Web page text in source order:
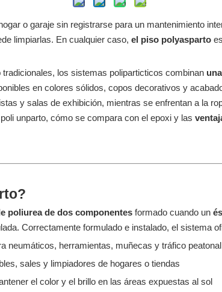
o garaje sin registrarse para un mantenimiento
limpiarlas. En cualquier caso, el piso polyasparto
los sistemas poliparticticos combinan
en colores sólidos, copos decorativos y
y salas de exhibición, mientras se enfrentan a la
unparto, cómo se compara con el epoxi y las
poliurea de dos componentes formado cuando un
Correctamente formulado e instalado, el sistema
neumáticos, herramientas, muñecas y tráfico peatonal
sales y limpiadores de hogares o tiendas
el color y el brillo en las áreas expuestas al sol